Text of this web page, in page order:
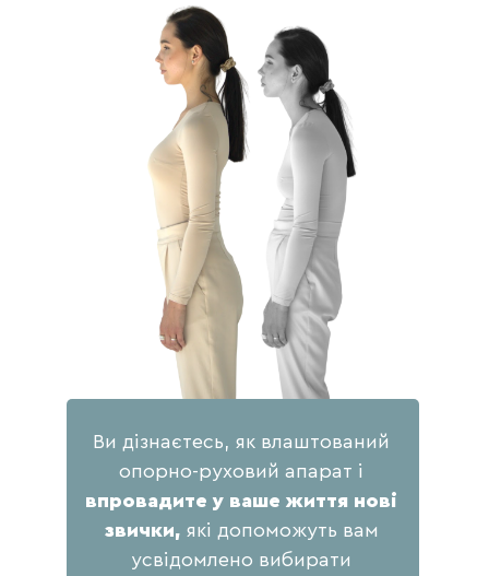
Ви дізнаєтесь, як влаштований
опорно-руховий апарат і
впровадите у ваше життя нові
звички,які допоможуть вам
усвідомлено вибирати